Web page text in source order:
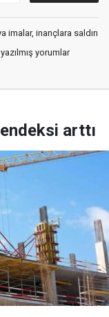
imalar, inançlara saldırı
yorumlar
arttı